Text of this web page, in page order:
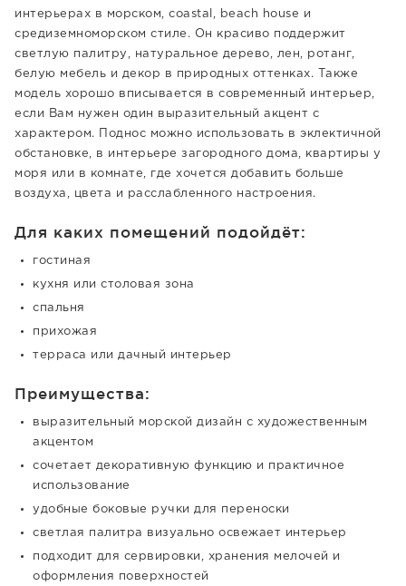
интерьерах в морском, coastal, beach house и
средиземноморском стиле. Он красиво поддержит
светлую палитру, натуральное дерево, лен, ротанг,
белую мебель и декор в природных оттенках. Также
модель хорошо вписывается в современный интерьер,
если Вам нужен один выразительный акцент с
характером. Поднос можно использовать в эклектичной
обстановке, в интерьере загородного дома, квартиры у
моря или в комнате, где хочется добавить больше
воздуха, цвета и расслабленного настроения.
Для каких помещений подойдёт:
гостиная
кухня или столовая зона
спальня
прихожая
терраса или дачный интерьер
Преимущества:
выразительный морской дизайн с художественным
акцентом
сочетает декоративную функцию и практичное
использование
удобные боковые ручки для переноски
светлая палитра визуально освежает интерьер
подходит для сервировки, хранения мелочей и
оформления поверхностей